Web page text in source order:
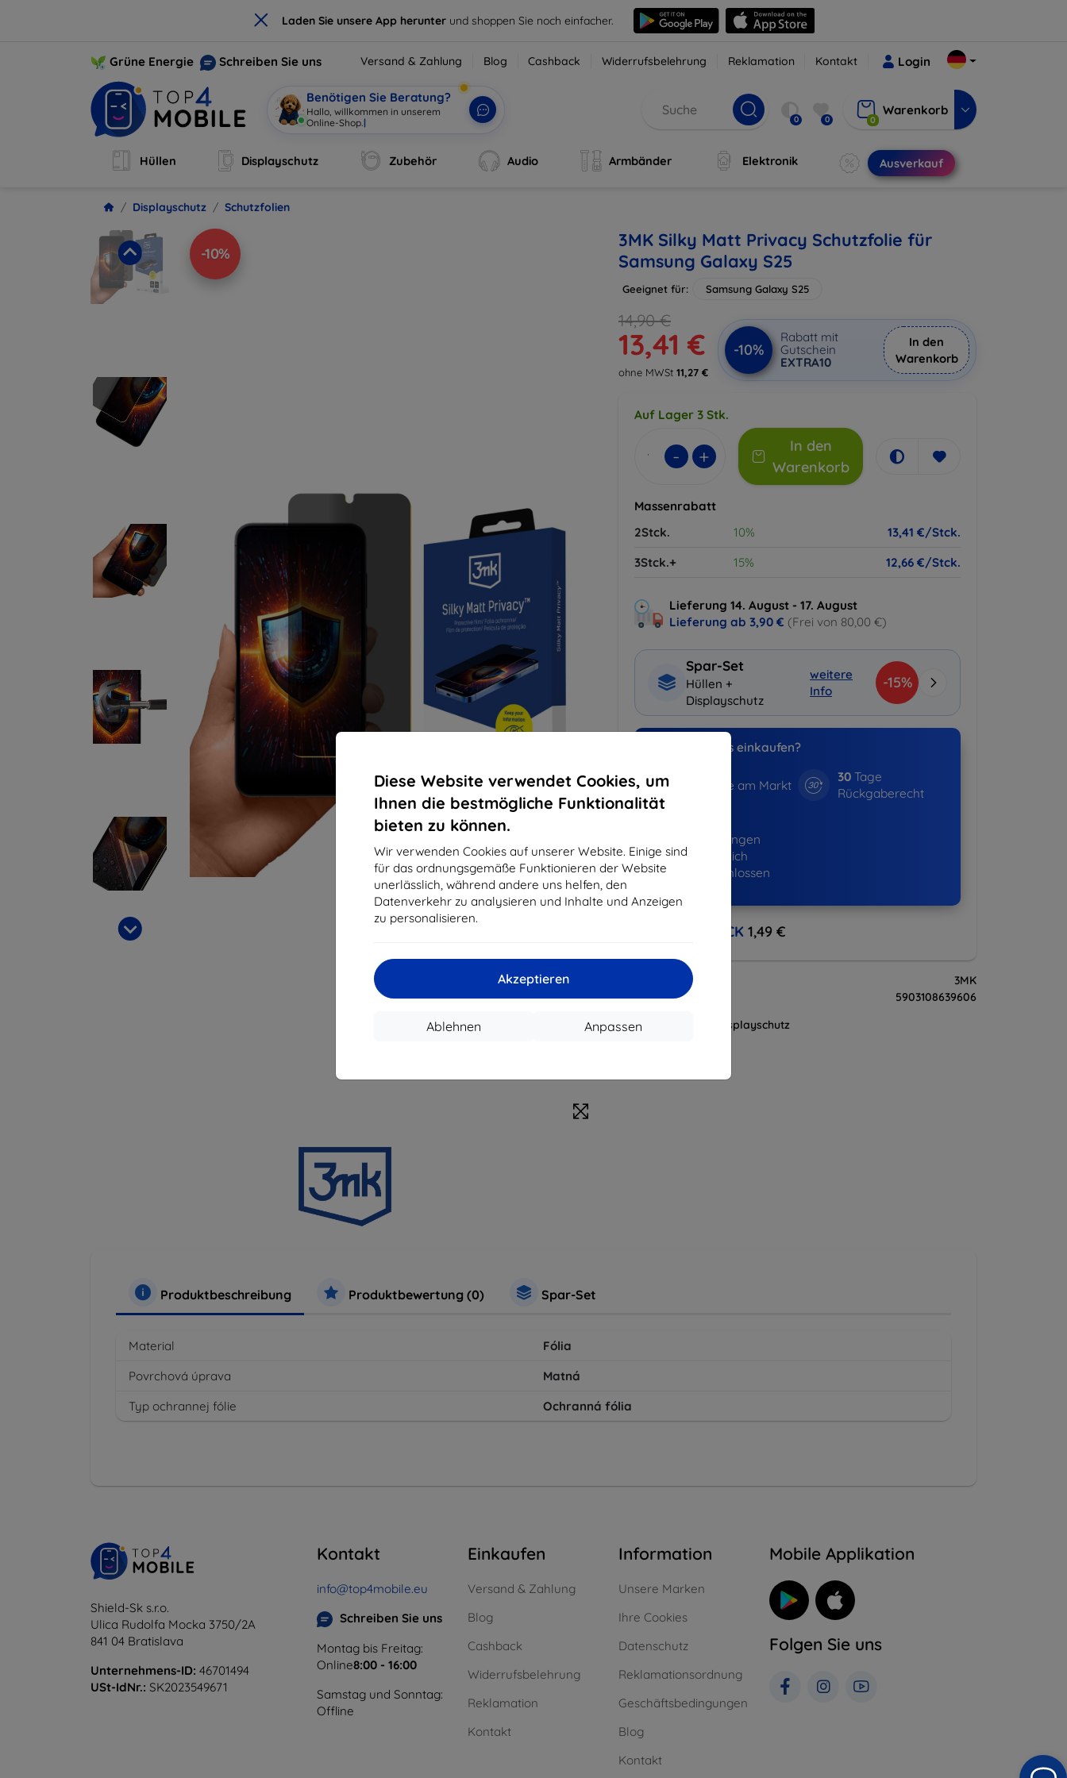
× Laden Sie unsere App herunter und shoppen Sie noch einfacher.
Diese Website verwendet Cookies, um
Ihnen die bestmögliche Funktionalität
bieten zu können.
Wir verwenden Cookies auf unserer Website. Einige sind
für das ordnungsgemäße Funktionieren der Website
unerlässlich, während andere uns helfen, den
Datenverkehr zu analysieren und Inhalte und Anzeigen
zu personalisieren.
Akzeptieren
Anpassen
Ablehnen
Grüne Energie Schreiben Sie uns Versand & Zahlung Blog Cashback Widerrufsbelehrung Reklamation Kontakt Login
Benötigen Sie Beratung?
Hallo, willkommen in unserem
Online-Shop. | 0 0 0
Warenkorb
Hüllen Displayschutz Zubehör Audio Armbänder Elektronik Ausverkauf
Displayschutz Schutzfolien
-10%
3MK Silky Matt Privacy Schutzfolie für
Samsung Galaxy S25
Geeignet für: Samsung Galaxy S25
14,90 €
13,41 €
ohne MWSt 11,27 €
-10%
Rabatt mit
Gutschein
EXTRA10
In den
Warenkorb
Auf Lager 3 Stk.
- +
In den
Warenkorb
Massenrabatt
2Stck.
10%
13,41 €/Stck.
3Stck.+
15% 12,66 €/Stck.
Lieferung 14. August - 17. August
Lieferung ab 3,90 € (Frei von 80,00 €)
Spar-Set
Hüllen +
Displayschutz
weitere
Info
-15%
Warum bei uns einkaufen?
Jahre am Markt
30Tage
Rückgaberecht
Bestellungen
erfolgreich
abgeschlossen
CASHBACK 1,49 €
3MK
EAN
5903108639606
Schutzfolien
Displayschutz
Produktbeschreibung Produktbewertung (0) Spar-Set
Material
Fólia
Povrchová úprava
Matná
Typ ochrannej fólie
Ochranná fólia
Shield-Sk s.r.o.
Ulica Rudolfa Mocka 3750/2A
841 04 Bratislava
Unternehmens-ID: 46701494
USt-IdNr.: SK2023549671
Kontakt
info@top4mobile.eu
Schreiben Sie uns
Montag bis Freitag:
Online8:00 - 16:00
Samstag und Sonntag:
Offline
Einkaufen
Versand & Zahlung
Blog
Cashback
Widerrufsbelehrung
Reklamation
Kontakt
Information
Unsere Marken
Ihre Cookies
Datenschutz
Reklamationsordnung
Geschäftsbedingungen
Blog
Kontakt
Mobile Applikation
Folgen Sie uns